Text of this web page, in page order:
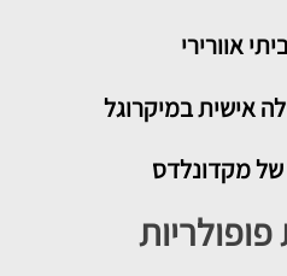
אוורירי
אישית במיקרוגל
מקדונלדס
פופולריות